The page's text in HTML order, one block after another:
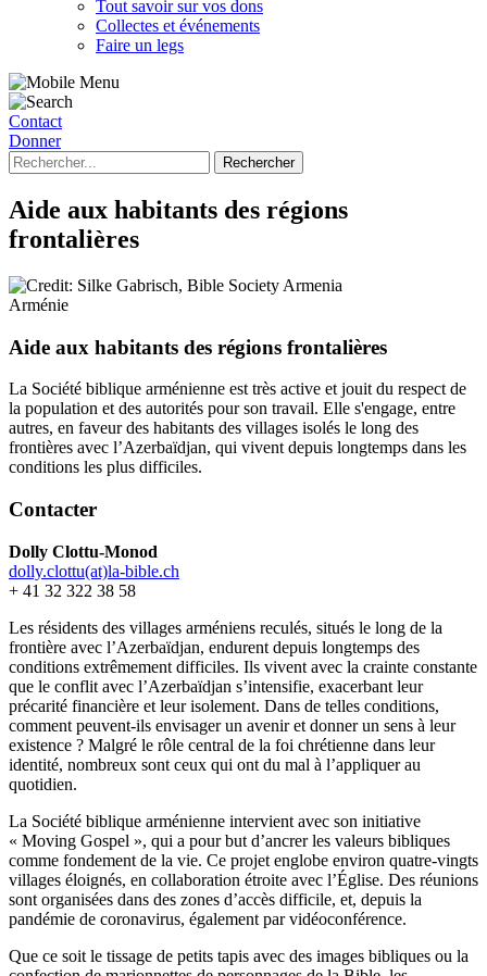
Tout savoir sur vos dons
Collectes et événements
Faire un legs
Contact
Donner
Aide aux habitants des régions
frontalières
Arménie
Aide aux habitants des régions frontalières
La Société biblique arménienne est très active et jouit du respect de
la population et des autorités pour son travail. Elle s'engage, entre
autres, en faveur des habitants des villages isolés le long des
frontières avec l’Azerbaïdjan, qui vivent depuis longtemps dans les
conditions les plus difficiles.
Contacter
Dolly Clottu-Monod
dolly.clottu(at)la-bible.ch
+ 41 32 322 38 58
Les résidents des villages arméniens reculés, situés le long de la
frontière avec l’Azerbaïdjan, endurent depuis longtemps des
conditions extrêmement difficiles. Ils vivent avec la crainte constante
que le conflit avec l’Azerbaïdjan s’intensifie, exacerbant leur
précarité financière et leur isolement. Dans de telles conditions,
comment peuvent-ils envisager un avenir et donner un sens à leur
existence ? Malgré le rôle central de la foi chrétienne dans leur
identité, nombreux sont ceux qui ont du mal à l’appliquer au
quotidien.
La Société biblique arménienne intervient avec son initiative
« Moving Gospel », qui a pour but d’ancrer les valeurs bibliques
comme fondement de la vie. Ce projet englobe environ quatre-vingts
villages éloignés, en collaboration étroite avec l’Église. Des réunions
sont organisées dans des zones d’accès difficile, et, depuis la
pandémie de coronavirus, également par vidéoconférence.
Que ce soit le tissage de petits tapis avec des images bibliques ou la